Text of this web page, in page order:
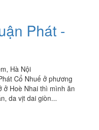
Phát -
Hà Nội
Cổ Nhuế ở phương
ở Hoè Nhai thì mình ăn
da vịt dai giòn...